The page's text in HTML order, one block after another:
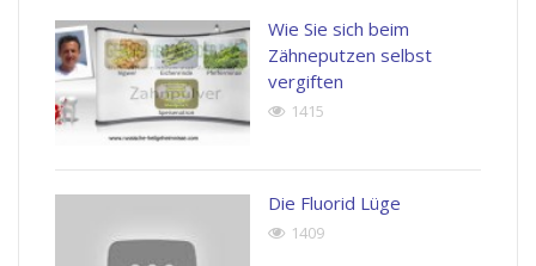
Wie Sie sich beim
Zähneputzen selbst
vergiften
1415
Die Fluorid Lüge
1409